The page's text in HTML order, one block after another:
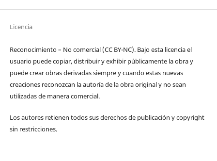
Licencia
Reconocimiento – No comercial (CC BY-­NC). Bajo esta licencia el
usuario puede copiar, distribuir y exhibir públicamente la obra y
puede crear obras derivadas siempre y cuando estas nuevas
creaciones reconozcan la autoría de la obra original y no sean
utilizadas de manera comercial.
Los autores retienen todos sus derechos de publicación y copyright
sin restricciones.